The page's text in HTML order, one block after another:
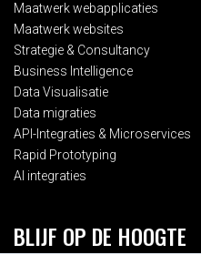
Maatwerk webapplicaties
Maatwerk websites
Strategie & Consultancy
Business Intelligence
Data Visualisatie
Data migraties
API-Integraties & Microservices
Rapid Prototyping
AI integraties
BLIJF OP DE HOOGTE